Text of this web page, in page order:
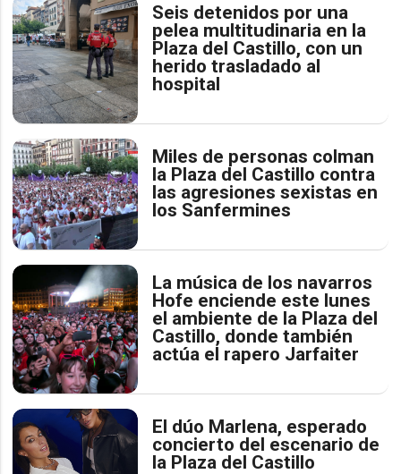
Seis detenidos por una
pelea multitudinaria en la
Plaza del Castillo, con un
herido trasladado al
hospital
Miles de personas colman
la Plaza del Castillo contra
las agresiones sexistas en
los Sanfermines
La música de los navarros
Hofe enciende este lunes
el ambiente de la Plaza del
Castillo, donde también
actúa el rapero Jarfaiter
El dúo Marlena, esperado
concierto del escenario de
la Plaza del Castillo